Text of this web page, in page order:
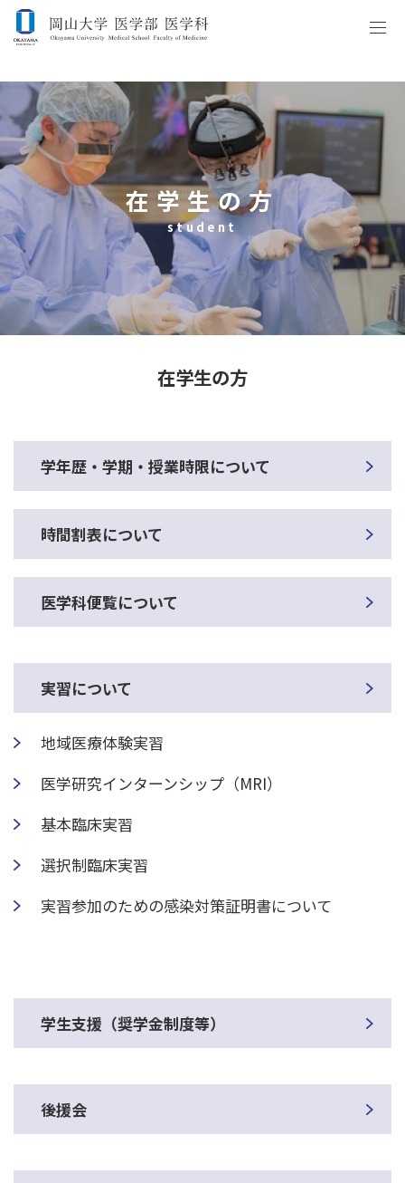
在学生の方
student
在学生の方
学年歴・学期・授業時限について
時間割表について
医学科便覧について
実習について
地域医療体験実習
医学研究インターンシップ（MRI）
基本臨床実習
選択制臨床実習
実習参加のための感染対策証明書について
学生支援（奨学金制度等）
後援会